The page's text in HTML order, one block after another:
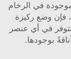
في الرخام
فإن وضع ركيزة
في أي عنصر
بوجودها.